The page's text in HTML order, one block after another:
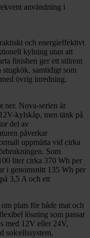
användning i
och energieffektivt
kylning utan att
finishen ger ett stilrent
stugkök, samtidigt som
övrig inredning.
ner. Nova-serien är
kylskåp, men tänk på
del av
påverkar
uppmätta vid cirka
Som
liter cirka 370 Wh per
i genomsnitt 135 Wh per
3,5 A och ett
plats för både mat och
lösning som passar
med 12V eller 24V,
solcellssystem,